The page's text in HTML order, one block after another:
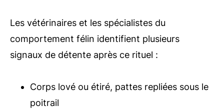
Les vétérinaires et les spécialistes du
comportement félin identifient plusieurs
signaux de détente après ce rituel :
Corps lové ou étiré, pattes repliées sous le
poitrail